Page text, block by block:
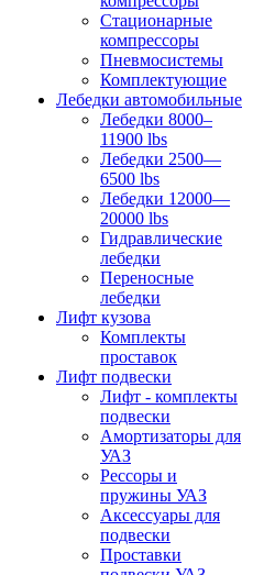
Стационарные
компрессоры
Пневмосистемы
Комплектующие
Лебедки автомобильные
Лебедки 8000–
11900 lbs
Лебедки 2500—
6500 lbs
Лебедки 12000—
20000 lbs
Гидравлические
лебедки
Переносные
лебедки
Лифт кузова
Комплекты
проставок
Лифт подвески
Лифт - комплекты
подвески
Амортизаторы для
УАЗ
Рессоры и
пружины УАЗ
Аксессуары для
подвески
Проставки